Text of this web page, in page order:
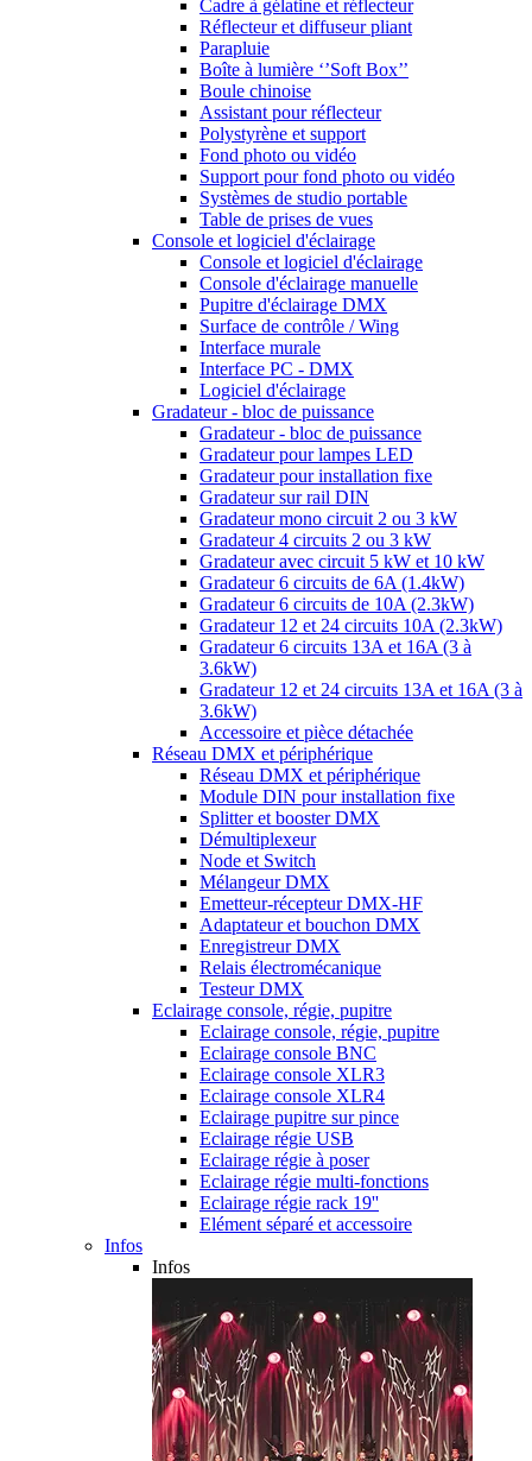
Cadre à gélatine et réflecteur
Réflecteur et diffuseur pliant
Parapluie
Boîte à lumière ‘’Soft Box’’
Boule chinoise
Assistant pour réflecteur
Polystyrène et support
Fond photo ou vidéo
Support pour fond photo ou vidéo
Systèmes de studio portable
Table de prises de vues
Console et logiciel d'éclairage
Console et logiciel d'éclairage
Console d'éclairage manuelle
Pupitre d'éclairage DMX
Surface de contrôle / Wing
Interface murale
Interface PC - DMX
Logiciel d'éclairage
Gradateur - bloc de puissance
Gradateur - bloc de puissance
Gradateur pour lampes LED
Gradateur pour installation fixe
Gradateur sur rail DIN
Gradateur mono circuit 2 ou 3 kW
Gradateur 4 circuits 2 ou 3 kW
Gradateur avec circuit 5 kW et 10 kW
Gradateur 6 circuits de 6A (1.4kW)
Gradateur 6 circuits de 10A (2.3kW)
Gradateur 12 et 24 circuits 10A (2.3kW)
Gradateur 6 circuits 13A et 16A (3 à
3.6kW)
Gradateur 12 et 24 circuits 13A et 16A (3 à
3.6kW)
Accessoire et pièce détachée
Réseau DMX et périphérique
Réseau DMX et périphérique
Module DIN pour installation fixe
Splitter et booster DMX
Démultiplexeur
Node et Switch
Mélangeur DMX
Emetteur-récepteur DMX-HF
Adaptateur et bouchon DMX
Enregistreur DMX
Relais électromécanique
Testeur DMX
Eclairage console, régie, pupitre
Eclairage console, régie, pupitre
Eclairage console BNC
Eclairage console XLR3
Eclairage console XLR4
Eclairage pupitre sur pince
Eclairage régie USB
Eclairage régie à poser
Eclairage régie multi-fonctions
Eclairage régie rack 19''
Elément séparé et accessoire
Infos
Infos